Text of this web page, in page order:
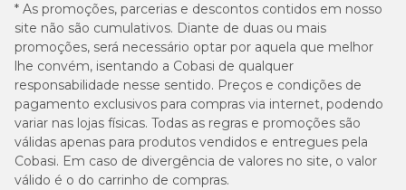
* As promoções, parcerias e descontos contidos em nosso
site não são cumulativos. Diante de duas ou mais
promoções, será necessário optar por aquela que melhor
lhe convém, isentando a Cobasi de qualquer
responsabilidade nesse sentido. Preços e condições de
pagamento exclusivos para compras via internet, podendo
variar nas lojas físicas. Todas as regras e promoções são
válidas apenas para produtos vendidos e entregues pela
Cobasi. Em caso de divergência de valores no site, o valor
válido é o do carrinho de compras.